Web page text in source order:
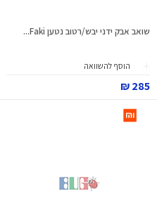
שואב אבק ידני יבש/רטוב נטען Faki...
הוסף להשוואה
285 ₪